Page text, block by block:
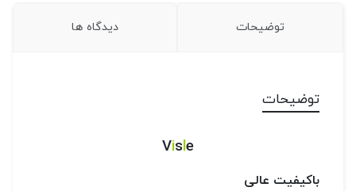
توضیحات دیدگاه ها
توضیحات
Visle
باکیفیت عالی